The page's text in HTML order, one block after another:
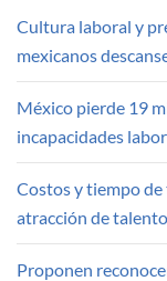
Cultura laboral y
mexicanos
México pierde 19
incapacidades
Costos y tiempo
atracción de talento
Proponen